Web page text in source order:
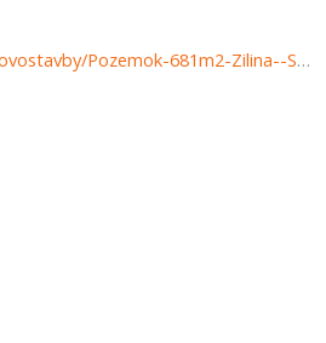
https://www.reality-zilina.com/predaj-pozemky-pozemkov-novostavby/Pozemok-681m2-Zilina--Stranavy-37166/?utm_source=areality&utm_medium=xml&utm_term=37166&utm_content=chalupa&utm_campaign=portaly